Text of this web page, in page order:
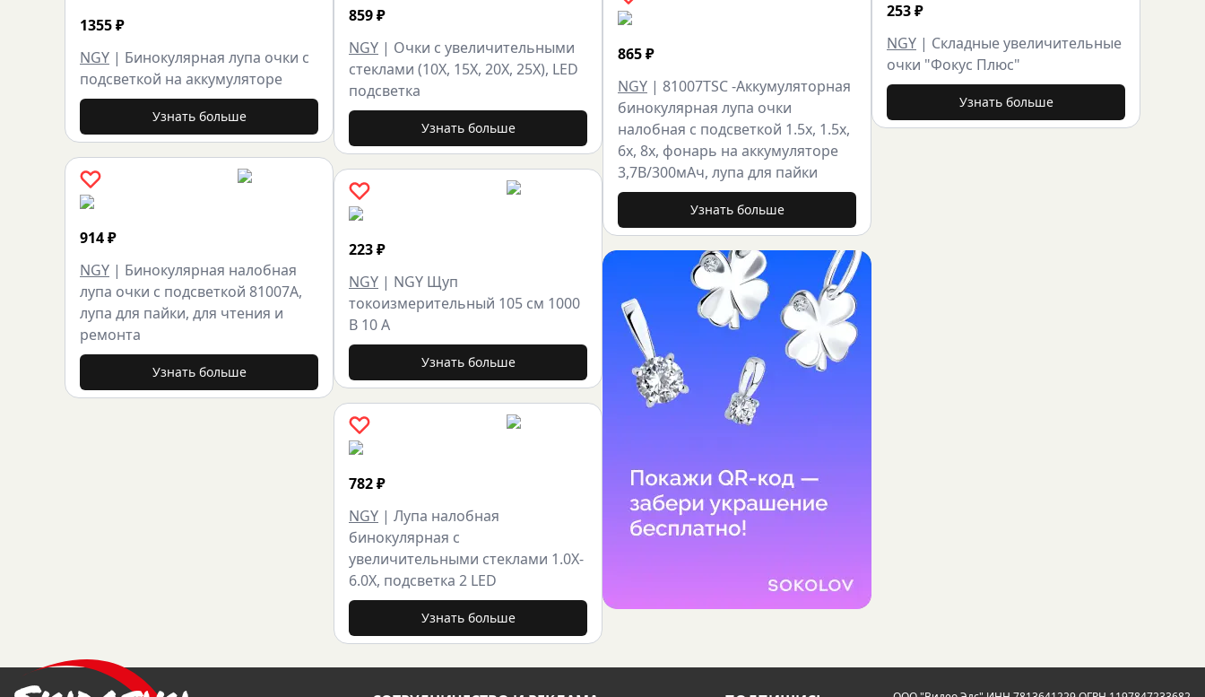
1355₽
NGY | Бинокулярная лупа очки с
подсветкой на аккумуляторе
Узнать больше
914₽
NGY | Бинокулярная налобная
лупа очки с подсветкой 81007A,
лупа для пайки, для чтения и
ремонта
Узнать больше
859₽
NGY | Очки с увеличительными
стеклами (10X, 15X, 20X, 25X), LED
подсветка
Узнать больше
223₽
NGY | NGY Щуп
токоизмерительный 105 см 1000
В 10 А
Узнать больше
782₽
NGY | Лупа налобная
бинокулярная с
увеличительными стеклами 1.0X-
6.0X, подсветка 2 LED
Узнать больше
865₽
NGY | 81007TSC -Аккумуляторная
бинокулярная лупа очки
налобная с подсветкой 1.5х, 1.5х,
6х, 8х, фонарь на аккумуляторе
3,7В/300мАч, лупа для пайки
Узнать больше
253₽
NGY | Складные увеличительные
очки "Фокус Плюс"
Узнать больше